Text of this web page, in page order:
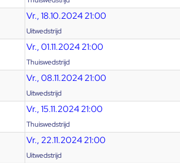
Vr., 18.10.2024 21:00
Uitwedstrijd
Vr., 01.11.2024 21:00
Thuiswedstrijd
Vr., 08.11.2024 21:00
Uitwedstrijd
Vr., 15.11.2024 21:00
Thuiswedstrijd
Vr., 22.11.2024 21:00
Uitwedstrijd